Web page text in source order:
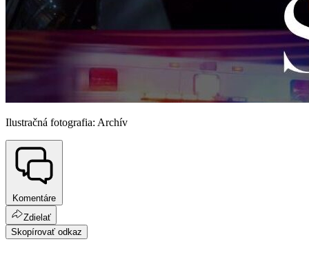
Ilustračná fotografia: Archív
Komentáre
Zdielať
Skopírovať odkaz